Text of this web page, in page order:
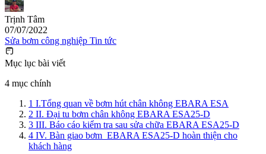
Trịnh Tâm
07/07/2022
Sửa bơm công nghiệp Tin tức
Mục lục bài viết
4 mục chính
1 I.Tổng quan về bơm hút chân không EBARA ESA
2 II. Đại tu bơm chân không EBARA ESA25-D
3 III. Báo cáo kiểm tra sau sửa chữa EBARA ESA25-D
4 IV. Bàn giao bơm EBARA ESA25-D hoàn thiện cho
khách hàng